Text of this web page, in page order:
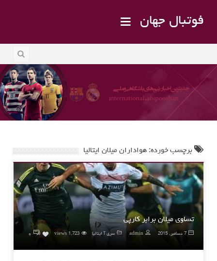
فوتبال جهان
برچسب خورده: هواداران میلان ایتالیا
تساوی میلان برابر کارپی
7 دسامبر, 2015 admin سری آ ایتالیا 1,723 views
0 ۰